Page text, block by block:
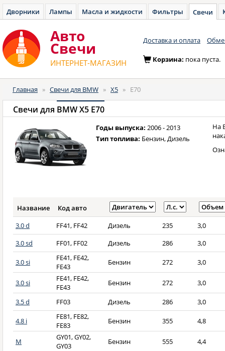
Дворники Лампы Масла и жидкости Фильтры Свечи
Авто
Cвечи
ИНТЕРНЕТ-МАГАЗИН
Доставка и оплата
Корзина: пока пуста.
Главная » Свечи для BMW » X5 » E70
Свечи для BMW X5 E70
Годы выпуска: 2006 - 2013
Тип топлива: Бензин, Дизель
На
Название
Код авто
3.0 d
FF41, FF42 Дизель 235
3,0
3.0 sd
FF01, FF02 Дизель 286 3,0
3.0 si
FE41, FE42,
FE43
Бензин 272 3,0
3.0 si
FE41, FE42,
FE43
Бензин 272 3,0
3.5 d FF03 Дизель 286 3,0
4.8 i
FE81, FE82,
FE83
Бензин 355 4,8
M
GY01, GY02,
GY03
Бензин 555 4,4